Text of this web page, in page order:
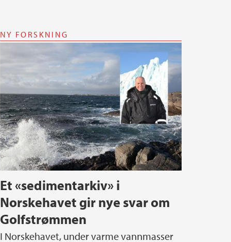
NY FORSKNING
Et «sedimentarkiv» i
Norskehavet gir nye svar om
Golfstrømmen
I Norskehavet, under varme vannmasser